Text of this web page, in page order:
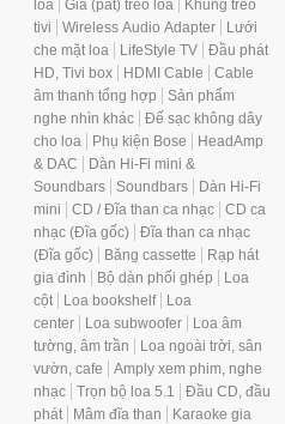
loa
Giá (pát) treo loa
Khung treo
tivi
Wireless Audio Adapter
Lưới
che mặt loa
LifeStyle TV
Đầu phát
HD, Tivi box
HDMI Cable
Cable
âm thanh tổng hợp
Sản phẩm
nghe nhìn khác
Đế sạc không dây
cho loa
Phụ kiện Bose
HeadAmp
& DAC
Dàn Hi-Fi mini &
Soundbars
Soundbars
Dàn Hi-Fi
mini
CD / Đĩa than ca nhạc
CD ca
nhạc (Đĩa gốc)
Đĩa than ca nhạc
(Đĩa gốc)
Băng cassette
Rạp hát
gia đình
Bộ dàn phối ghép
Loa
cột
Loa bookshelf
Loa
center
Loa subwoofer
Loa âm
tường, âm trần
Loa ngoài trời, sân
vườn, cafe
Amply xem phim, nghe
nhạc
Trọn bộ loa 5.1
Đầu CD, đầu
phát
Mâm đĩa than
Karaoke gia